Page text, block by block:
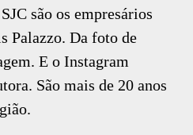
são os empresários
Palazzo. Da foto de
E o Instagram
São mais de 20 anos